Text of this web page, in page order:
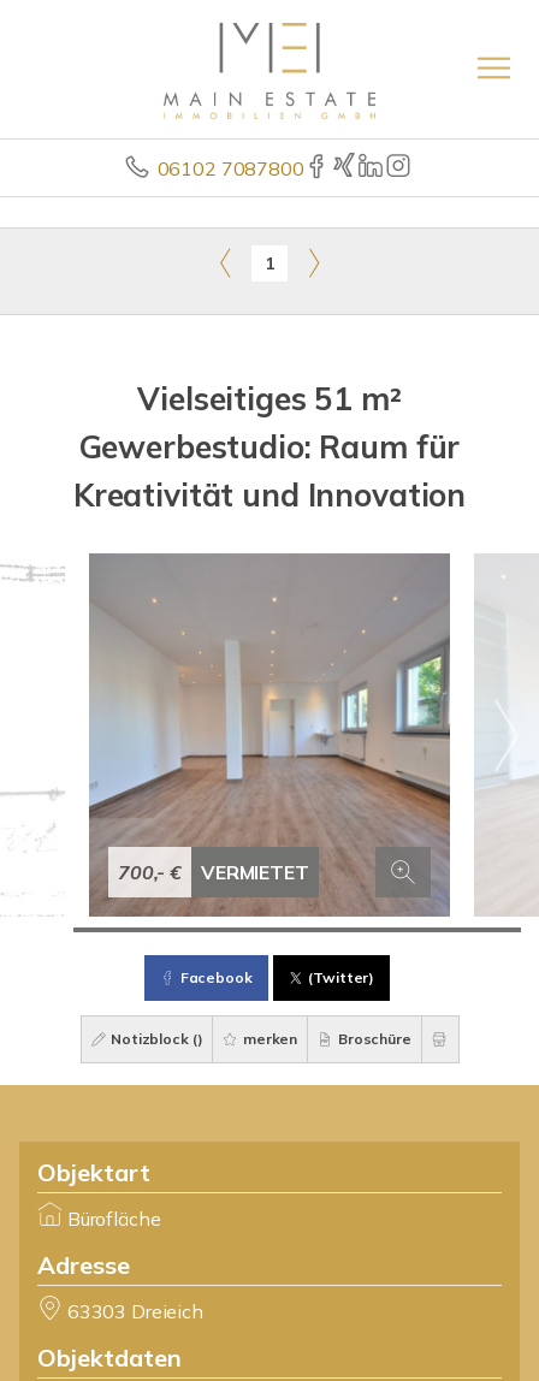
06102 7087800
1
Vielseitiges 51 m²
Gewerbestudio: Raum für
Kreativität und Innovation
700,- € VERMIETET
Facebook (Twitter)
Notizblock () merken Broschüre
Objektart
Bürofläche
Adresse
63303 Dreieich
Objektdaten